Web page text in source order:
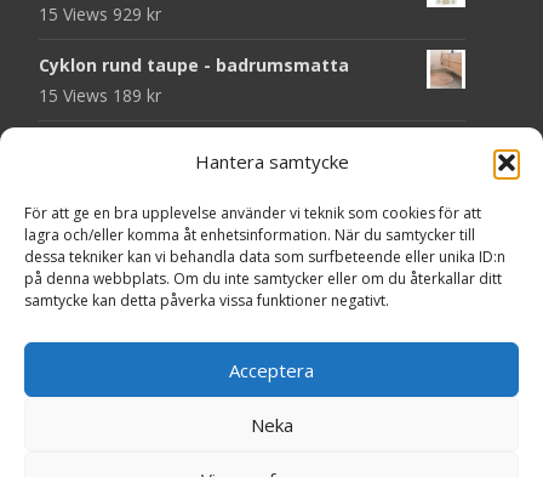
Hantera samtycke
För att ge en bra upplevelse använder vi teknik som cookies för att
lagra och/eller komma åt enhetsinformation. När du samtycker till
dessa tekniker kan vi behandla data som surfbeteende eller unika ID:n
på denna webbplats. Om du inte samtycker eller om du återkallar ditt
samtycke kan detta påverka vissa funktioner negativt.
Acceptera
Neka
15 Views 929 kr
Cyklon rund taupe - badrumsmatta
15 Views 189 kr
Seventy grå - plastmatta
14 Views375kr
Välkommen - dörrmatta i kokos
14 Views199kr
Seventy beige - plastmatta